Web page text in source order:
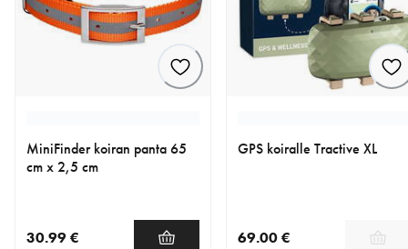
MiniFinder koiran panta 65
cm x 2,5 cm
30.99 €
GPS koiralle Tractive XL
69.00 €